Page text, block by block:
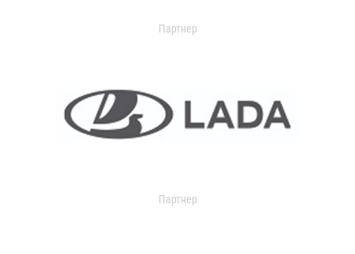
Партнер
Партнер